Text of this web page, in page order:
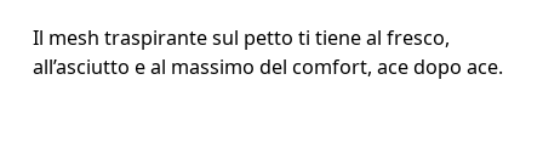
Il mesh traspirante sul petto ti tiene al fresco,
all’asciutto e al massimo del comfort, ace dopo ace.